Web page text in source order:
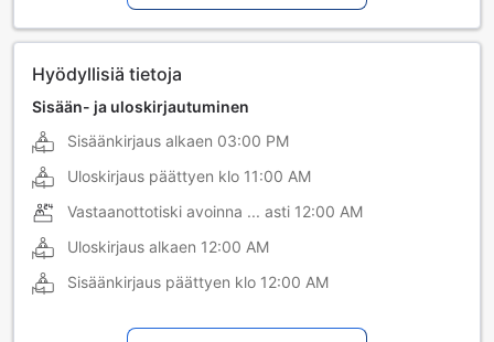
Hyödyllisiä tietoja
Sisään- ja uloskirjautuminen
Sisäänkirjaus alkaen 03:00 PM
Uloskirjaus päättyen klo 11:00 AM
Vastaanottotiski avoinna ... asti 12:00 AM
Uloskirjaus alkaen 12:00 AM
Sisäänkirjaus päättyen klo 12:00 AM